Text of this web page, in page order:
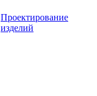
Проектирование
изделий